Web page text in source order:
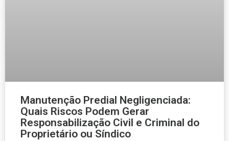
Manutenção Predial Negligenciada:
Quais Riscos Podem Gerar
Responsabilização Civil e Criminal do
Proprietário ou Síndico